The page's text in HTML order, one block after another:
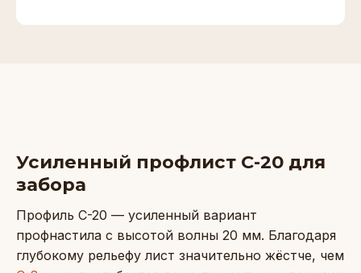
Усиленный профлист С-20 для
забора
Профиль С-20 — усиленный вариант
профнастила с высотой волны 20 мм. Благодаря
глубокому рельефу лист значительно жёстче, чем